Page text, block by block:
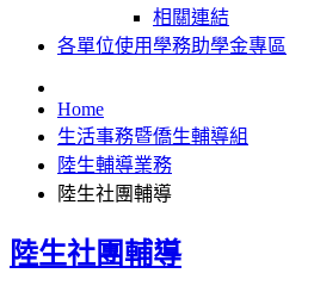
相關連結
各單位使用學務助學金專區
Home
生活事務暨僑生輔導組
陸生輔導業務
陸生社團輔導
陸生社團輔導